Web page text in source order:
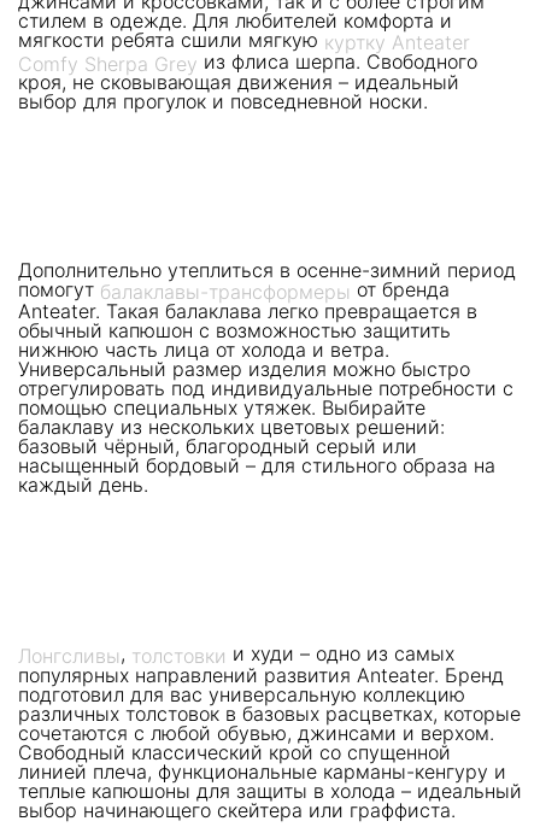
стилем в одежде. Для любителей комфорта и
мягкости ребята сшили мягкую куртку Anteater
Comfy Sherpa Grey из флиса шерпа. Свободного
кроя, не сковывающая движения – идеальный
выбор для прогулок и повседневной носки.
Дополнительно утеплиться в осенне-зимний период
помогут балаклавы-трансформеры от бренда
Anteater. Такая балаклава легко превращается в
обычный капюшон с возможностью защитить
нижнюю часть лица от холода и ветра.
Универсальный размер изделия можно быстро
отрегулировать под индивидуальные потребности с
помощью специальных утяжек. Выбирайте
балаклаву из нескольких цветовых решений:
базовый чёрный, благородный серый или
насыщенный бордовый – для стильного образа на
каждый день.
Лонгсливы, толстовки и худи – одно из самых
популярных направлений развития Anteater. Бренд
подготовил для вас универсальную коллекцию
различных толстовок в базовых расцветках, которые
сочетаются с любой обувью, джинсами и верхом.
Свободный классический крой со спущенной
линией плеча, функциональные карманы-кенгуру и
теплые капюшоны для защиты в холода – идеальный
выбор начинающего скейтера или граффиста.